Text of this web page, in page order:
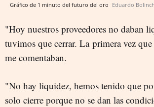
Gráfico de 1 minuto del futuro del oro Eduardo
"Hoy nuestros proveedores no daban
tuvimos que cerrar. La primera vez
me comentaban.
"No hay liquidez, hemos tenido que
solo cierre porque no se dan las